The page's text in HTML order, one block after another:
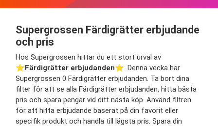
Supergrossen Färdigrätter erbjudande
och pris
Hos Supergrossen hittar du ett stort urval av
⭐️Färdigrätter erbjudanden⭐️. Denna vecka har
Supergrossen 0 Färdigrätter erbjudanden. Ta bort dina
filter för att se alla Färdigrätter erbjudanden, hitta bästa
pris och spara pengar vid ditt nästa köp. Använd filtren
för att hitta erbjudande baserat på din favorit eller
specifik produkt och handla till lägsta pris. Spara din